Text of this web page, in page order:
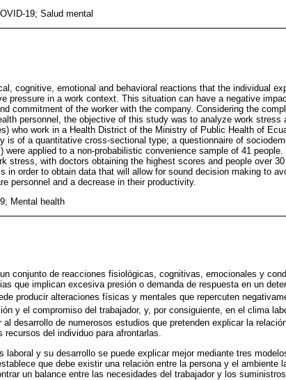
19; Salud mental
cognitive, emotional and behavioral reactions that the individual
pressure in a work context. This situation can have a negative
commitment of the worker with the company. Considering the
personnel, the objective of this study was to analyze work stress
who work in a Health District of the Ministry of Public Health of
is of a quantitative cross-sectional type; a questionnaire of
were applied to a non-probabilistic convenience sample of 41
stress, with doctors obtaining the highest scores and people over
in order to obtain data that will allow for sound decision making to
personnel and a decrease in their productivity.
Mental health
conjunto de reacciones fisiológicas, cognitivas, emocionales y
que implican excesiva presión o demanda de respuesta en un
producir alteraciones físicas y mentales que repercuten
y el compromiso del trabajador, y, por consiguiente, en el clima
desarrollo de numerosos estudios que pretenden explicar la
del individuo para afrontarlas.
laboral y su desarrollo se puede explicar mejor mediante tres
que debe existir una relación entre la persona y el ambiente
un balance entre las necesidades del trabajador y los